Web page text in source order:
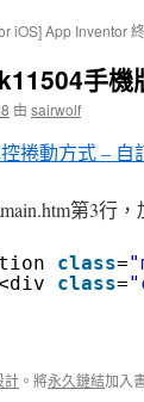
iOS] App Inventor
手機
由 sairwolf
捲動方式 – 自
第3行
class=
class=
計 。將永久鏈結加入